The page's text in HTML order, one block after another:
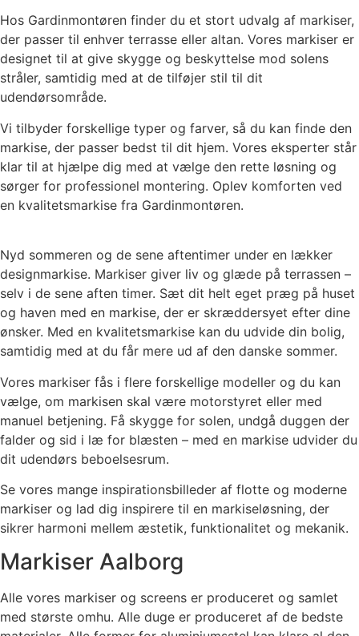
Hos Gardinmontøren finder du et stort udvalg af markiser,
der passer til enhver terrasse eller altan. Vores markiser er
designet til at give skygge og beskyttelse mod solens
stråler, samtidig med at de tilføjer stil til dit
udendørsområde.
Vi tilbyder forskellige typer og farver, så du kan finde den
markise, der passer bedst til dit hjem. Vores eksperter står
klar til at hjælpe dig med at vælge den rette løsning og
sørger for professionel montering. Oplev komforten ved
en kvalitetsmarkise fra Gardinmontøren.
Nyd sommeren og de sene aftentimer under en lækker
designmarkise. Markiser giver liv og glæde på terrassen –
selv i de sene aften timer. Sæt dit helt eget præg på huset
og haven med en markise, der er skræddersyet efter dine
ønsker. Med en kvalitetsmarkise kan du udvide din bolig,
samtidig med at du får mere ud af den danske sommer.
Vores markiser fås i flere forskellige modeller og du kan
vælge, om markisen skal være motorstyret eller med
manuel betjening. Få skygge for solen, undgå duggen der
falder og sid i læ for blæsten – med en markise udvider du
dit udendørs beboelsesrum.
Se vores mange inspirationsbilleder af flotte og moderne
markiser og lad dig inspirere til en markiseløsning, der
sikrer harmoni mellem æstetik, funktionalitet og mekanik.
Markiser Aalborg
Alle vores markiser og screens er produceret og samlet
med største omhu. Alle duge er produceret af de bedste